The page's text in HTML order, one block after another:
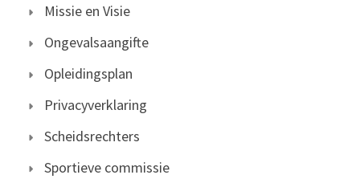
Missie en Visie
Ongevalsaangifte
Opleidingsplan
Privacyverklaring
Scheidsrechters
Sportieve commissie